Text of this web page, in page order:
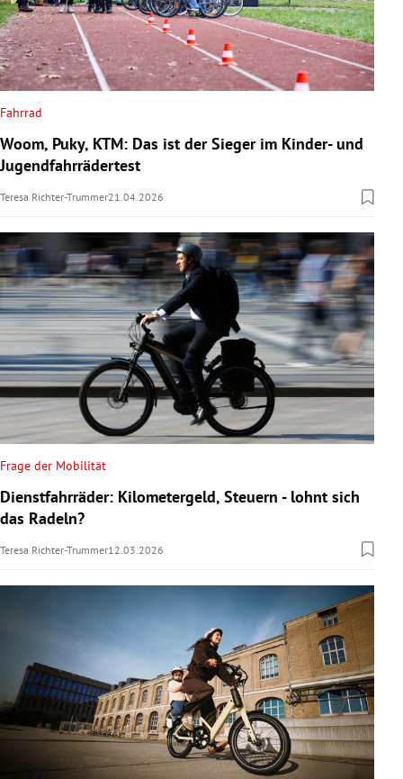
Fahrrad
Woom, Puky, KTM: Das ist der Sieger im Kinder- und
Jugendfahrrädertest
Teresa Richter-Trummer21.04.2026
Frage der Mobilität
Dienstfahrräder: Kilometergeld, Steuern - lohnt sich
das Radeln?
Teresa Richter-Trummer12.03.2026